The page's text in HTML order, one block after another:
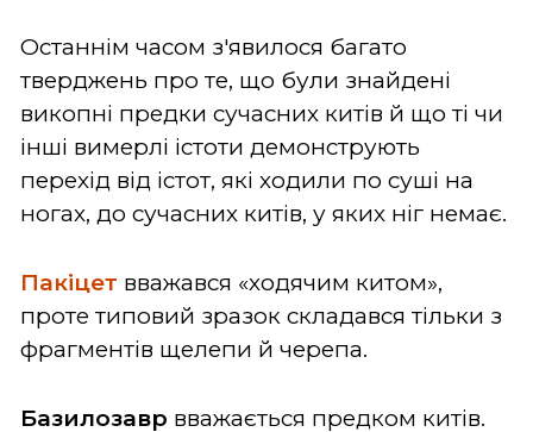
Останнім часом з'явилося багато
тверджень про те, що були знайдені
викопні предки сучасних китів й що ті чи
інші вимерлі істоти демонструють
перехід від істот, які ходили по суші на
ногах, до сучасних китів, у яких ніг немає.
Пакіцет вважався «ходячим китом»,
проте типовий зразок складався тільки з
фрагментів щелепи й черепа.
Базилозавр вважається предком китів.